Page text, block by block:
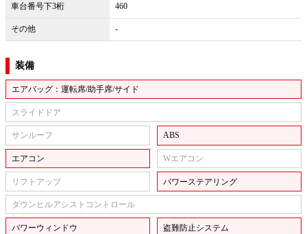
車台番号下3桁 460
その他 -
装備
エアバッグ：運転席/助手席/サイド
スライドドア
サンルーフ ABS
エアコン Wエアコン
リフトアップ パワーステアリング
ダウンヒルアシストコントロール
パワーウィンドウ 盗難防止システム